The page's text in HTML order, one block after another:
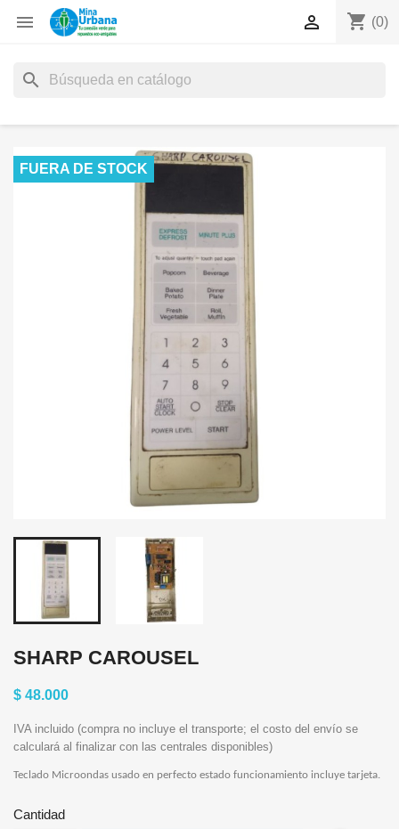
 shopping_cart (0)

search
FUERA DE STOCK
SHARP CAROUSEL
$ 48.000
IVA incluido (compra no incluye el transporte; el costo del envío se
calculará al finalizar con las centrales disponibles)
Teclado Microondas usado en perfecto estado funcionamiento incluye tarjeta.
Cantidad